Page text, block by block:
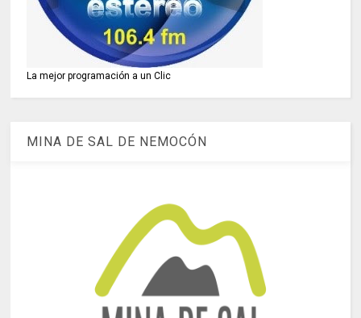
La mejor programación a un Clic
MINA DE SAL DE NEMOCÓN